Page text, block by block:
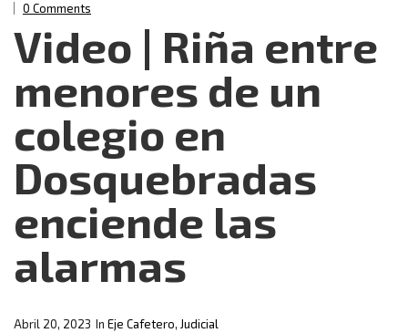
0 Comments
Video | Riña entre
menores de un
colegio en
Dosquebradas
enciende las
alarmas
In Eje Cafetero, Judicial
Abril 20, 2023